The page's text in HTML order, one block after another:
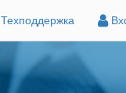
Техподдержка